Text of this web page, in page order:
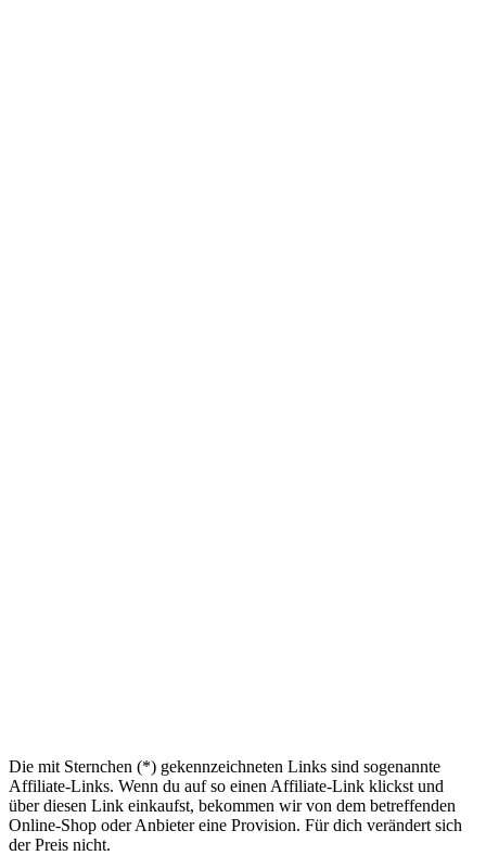
Die mit Sternchen (*) gekennzeichneten Links sind sogenannte
Affiliate-Links. Wenn du auf so einen Affiliate-Link klickst und
über diesen Link einkaufst, bekommen wir von dem betreffenden
Online-Shop oder Anbieter eine Provision. Für dich verändert sich
der Preis nicht.